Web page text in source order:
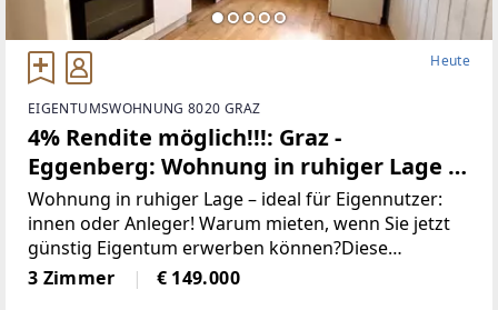
Heute
EIGENTUMSWOHNUNG 8020 GRAZ
4% Rendite möglich!!!: Graz -
Eggenberg: Wohnung in ruhiger Lage –
ideal für Anleger, nahe FH Joanneum &
LKH Graz II – WG geeignet!
Wohnung in ruhiger Lage – ideal für Eigennutzer:
innen oder Anleger! Warum mieten, wenn Sie jetzt
günstig Eigentum erwerben können?Diese
gepflegte Wohnung befindet sich in einer ruhigen
Seitengasse und bietet mit ca. 75,54 m² Wohnfläche
3 Zimmer € 149.000